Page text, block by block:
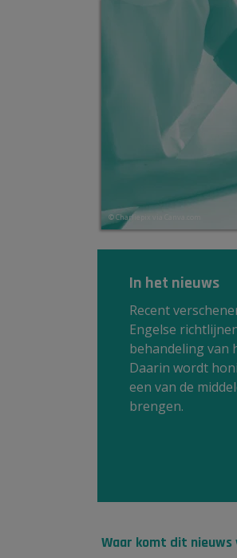
© Charliepix via Canva.com
In het nieuws
Recent
Engelse
behandeling van
Daarin wordt
een van de
brengen.
Waar komt dit nieuws